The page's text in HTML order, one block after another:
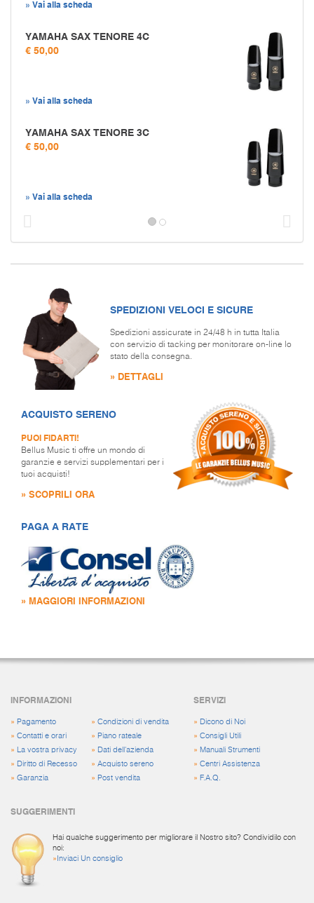
» Vai alla scheda
YAMAHA SAX TENORE 4C
€ 50,00
» Vai alla scheda
YAMAHA SAX TENORE 3C
€ 50,00
» Vai alla scheda
SPEDIZIONI VELOCI E SICURE
Spedizioni assicurate in 24/48 h in tutta Italia
con servizio di tacking per monitorare on-line lo
stato della consegna.
» DETTAGLI
ACQUISTO SERENO
PUOI FIDARTI!
Bellus Music ti offre un mondo di
garanzie e servizi supplementari per i
tuoi acquisti!
» SCOPRILI ORA
PAGA A RATE
» MAGGIORI INFORMAZIONI
INFORMAZIONI
» Pagamento
» Contatti e orari
»
La vostra privacy
» Diritto di Recesso
» Garanzia
» Condizioni di vendita
» Piano rateale
» Dati dell'azienda
» Acquisto sereno
» Post vendita
SERVIZI
» Dicono di Noi
»Consigli Utili
» Manuali Strumenti
»Centri Assistenza
» F.A.Q.
SUGGERIMENTI
Hai qualche suggerimento per migliorare il Nostro sito? Condividilo con
noi:
» Inviaci Un consiglio